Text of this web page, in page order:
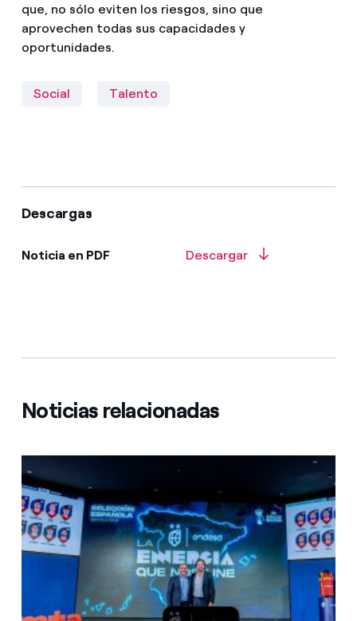
que, no sólo eviten los riesgos, sino que
aprovechen todas sus capacidades y
oportunidades.
Social Talento
Descargas
Noticia en PDF Descargar
Noticias relacionadas